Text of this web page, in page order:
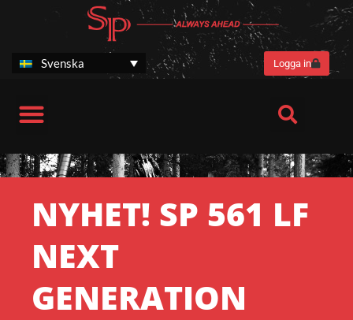
Svenska
Logga in
NYHET! SP 561 LF
NEXT
GENERATION